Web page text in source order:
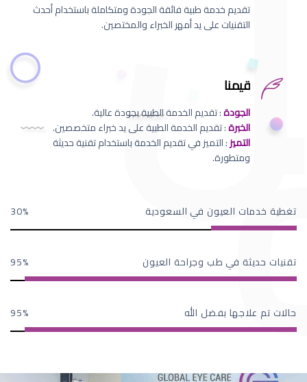
تقديم خدمة طبية فائقة الجودة ومتكاملة باستخدام أحدث
التقنيات على يد أمهر الخبراء والمختصين.
قيمنا
الجودة: تقديم الخدمة الطبية بجودة عالية.
الخبرة: تقديم الخدمة الطبية على يد خبراء متخصصين.
التميز: التميز في تقديم الخدمة باستخدام تقنية حديثة
ومتطورة.
تغطية خدمات العيون في السعودية 30
تقنيات حديثة في طب وجراحة العيون 95
حالات تم علاجها بفضل الله 95